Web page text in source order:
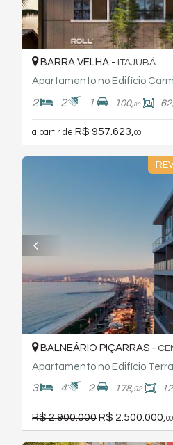
BARRA VELHA - ITAJUBÁ
Apartamento no Edifício
2 2 1 100,00 62,
a partir de R$ 957.623,00
BALNEÁRIO PIÇARRAS -
3 4 2 178,92
R$ 2.900.000R$ 2.500.000, 00